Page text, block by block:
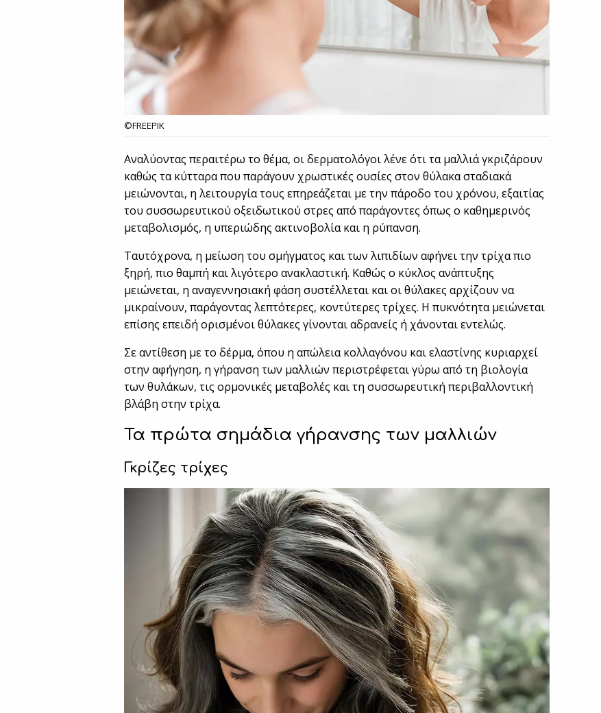
©FREEPIK
Αναλύοντας περαιτέρω το θέμα, οι δερματολόγοι λένε ότι τα μαλλιά γκριζάρουν
καθώς τα κύτταρα που παράγουν χρωστικές ουσίες στον θύλακα σταδιακά
μειώνονται, η λειτουργία τους επηρεάζεται με την πάροδο του χρόνου, εξαιτίας
του συσσωρευτικού οξειδωτικού στρες από παράγοντες όπως ο καθημερινός
μεταβολισμός, η υπεριώδης ακτινοβολία και η ρύπανση.
Ταυτόχρονα, η μείωση του σμήγματος και των λιπιδίων αφήνει την τρίχα πιο
ξηρή, πιο θαμπή και λιγότερο ανακλαστική. Καθώς ο κύκλος ανάπτυξης
μειώνεται, η αναγεννησιακή φάση συστέλλεται και οι θύλακες αρχίζουν να
μικραίνουν, παράγοντας λεπτότερες, κοντύτερες τρίχες. Η πυκνότητα μειώνεται
επίσης επειδή ορισμένοι θύλακες γίνονται αδρανείς ή χάνονται εντελώς.
Σε αντίθεση με το δέρμα, όπου η απώλεια κολλαγόνου και ελαστίνης κυριαρχεί
στην αφήγηση, η γήρανση των μαλλιών περιστρέφεται γύρω από τη βιολογία
των θυλάκων, τις ορμονικές μεταβολές και τη συσσωρευτική περιβαλλοντική
βλάβη στην τρίχα.
Τα πρώτα σημάδια γήρανσης των μαλλιών
Γκρίζες τρίχες